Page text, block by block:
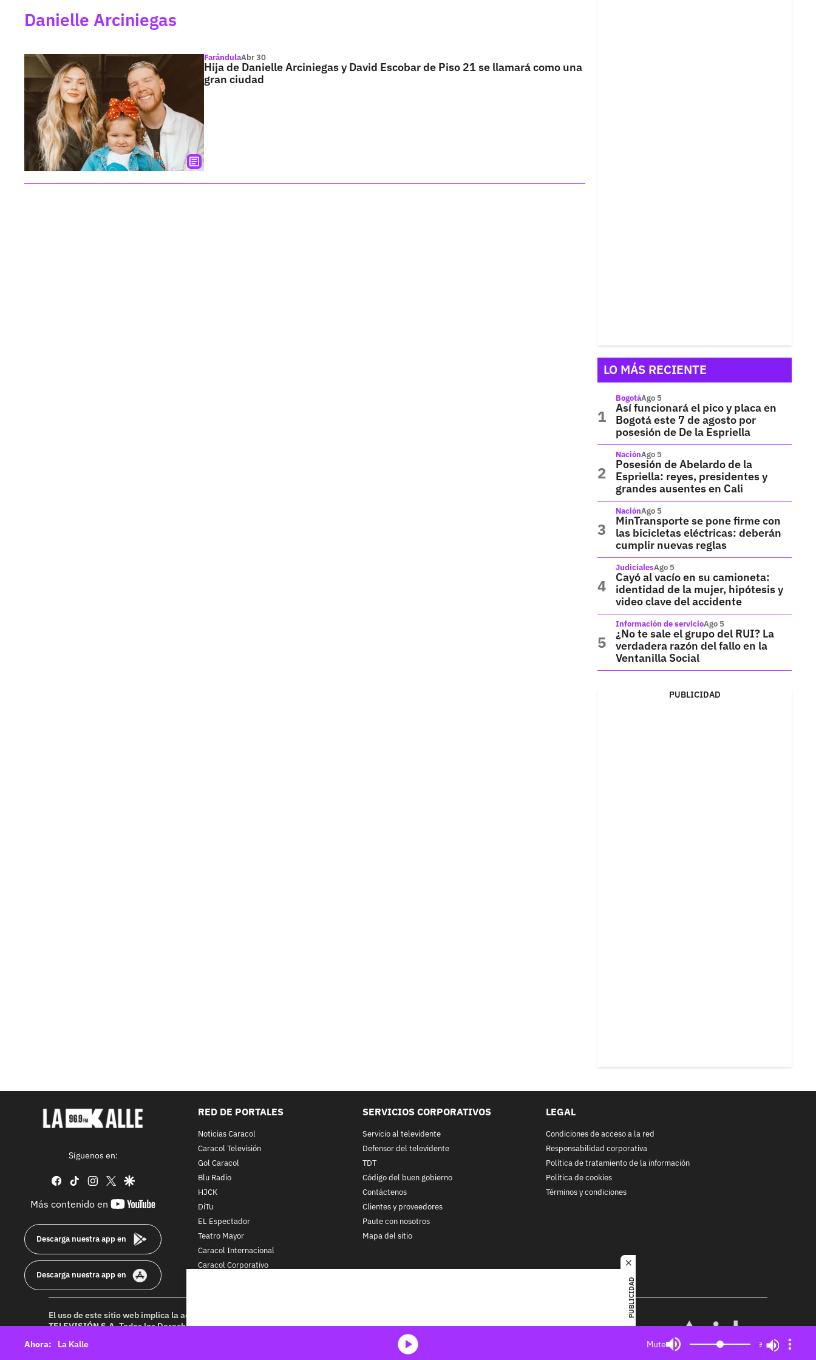
close
PUBLICIDAD
Danielle Arciniegas
FarándulaAbr 30
Hija de Danielle Arciniegas y David Escobar de Piso 21 se llamará como una
gran ciudad
LO MÁS RECIENTE
BogotáAgo 5
Así funcionará el pico y placa en
Bogotá este 7 de agosto por
posesión de De la Espriella
NaciónAgo 5
Posesión de Abelardo de la
Espriella: reyes, presidentes y
grandes ausentes en Cali
NaciónAgo 5
MinTransporte se pone firme con
las bicicletas eléctricas: deberán
cumplir nuevas reglas
JudicialesAgo 5
Cayó al vacío en su camioneta:
identidad de la mujer, hipótesis y
video clave del accidente
Información de servicioAgo 5
¿No te sale el grupo del RUI? La
verdadera razón del fallo en la
Ventanilla Social
PUBLICIDAD
Síguenos en:
facebook
tiktok instagram
twittergoogle
Más contenido en
youtube-
Descarga nuestra app en
Descarga nuestra app en
RED DE PORTALES
Noticias Caracol
Caracol Televisión
Gol Caracol
Blu Radio
HJCK
DiTu
EL Espectador
Teatro Mayor
Caracol Internacional
Caracol Corporativo
SERVICIOS CORPORATIVOS
Servicio al televidente
Defensor del televidente
TDT
Código del buen gobierno
Contáctenos
Clientes y proveedores
Paute con nosotros
Mapa del sitio
LEGAL
Condiciones de acceso a la red
Responsabilidad corporativa
Política de tratamiento de la información
Política de cookies
Términos y condiciones
El uso de este sitio web implica la aceptación de los
TELEVISIÓN S.A.Todos los Derechos Reservados D.R.A. Prohibida su reproducción total o parcial, así como su traducción a cualquier
idioma sin autorización escrita de su titular. Reproduction in whole or in part, or translation without written permission is prohibited. All
rights reserved 2025.
La Kalle
Mute Mute